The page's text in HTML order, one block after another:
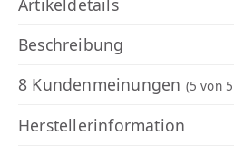
Beschreibung
8 Kundenmeinungen (5 von
Herstellerinformation